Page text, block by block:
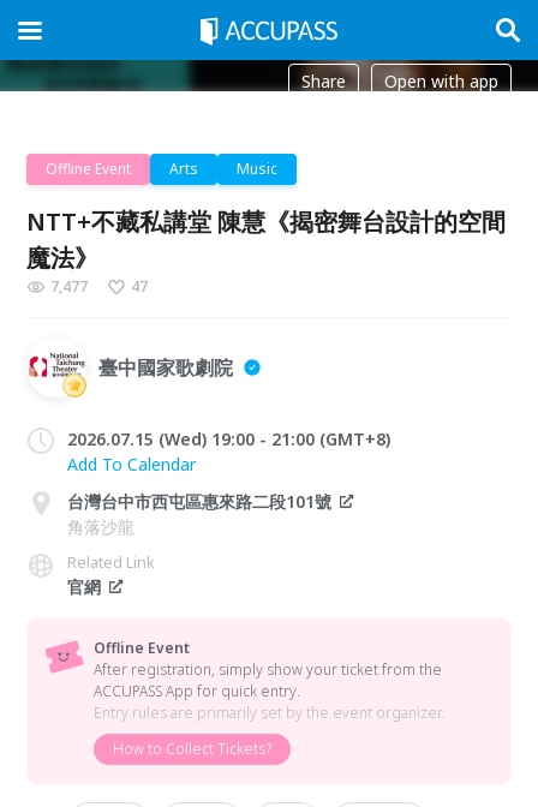
Share Open with app
Offline Event Arts Music
NTT+不藏私講堂 陳慧《揭密舞台設計的空間
魔法》
7,477 47
臺中國家歌劇院
2026.07.15 (Wed) 19:00 - 21:00 (GMT+8)
Add To Calendar
台灣台中市西屯區惠來路二段101號
角落沙龍
Related Link
官網
Offline Event
After registration, simply show your ticket from the
ACCUPASS App for quick entry.
Entry rules are primarily set by the event organizer.
How to Collect Tickets?